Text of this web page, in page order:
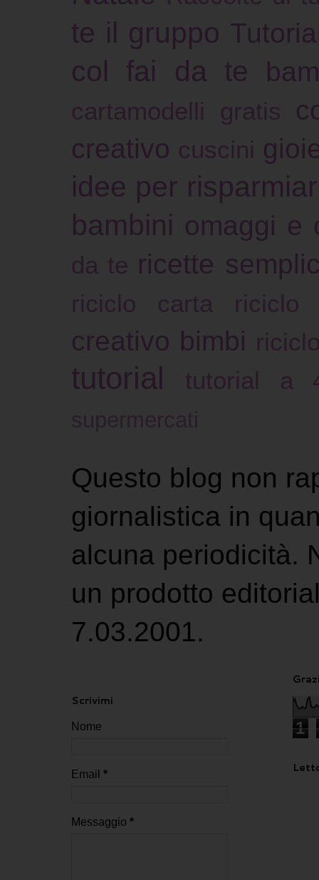
te il gruppo
col fai da te
cartamodelli gratis
creativo cuscini
idee per
bambini omaggi e
da te ricette
riciclo carta riciclo
creativo bimbi
tutorial tutorial a
Questo blog non
giornalistica in
alcuna periodicità.
un prodotto
7.03.2001.
Scrivimi
Nome
Email *
Messaggio *
1